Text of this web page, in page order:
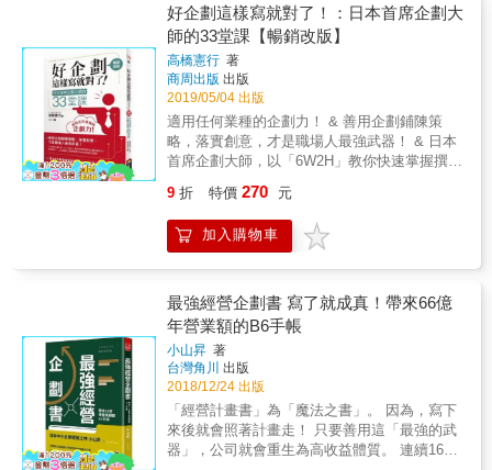
不是思考問題本質的人，而是使問題發生結果
之人，他常常得利用到流轉在社會中的各種動
能。因此，好的企劃人常常是懂得社會的人，
他是一個社會資源的動員者、社會情緒的回應
者、社會對話的設計者。&mdash;&mdash;企
劃專家詹宏志 &
所需要的基礎能力，以及如何從身邊事物挖掘
更多點子，職場上最必要的技能全部通通收
錄！開會、行銷、簡報、談判、說服
&hellip;&hellip;都適用，按照步驟做，就算從未
寫過企劃書，寫出的提案也一定可以被採用！
本書除了最基本的企劃提問、寫作步驟、基本
架構、撰寫技巧和格式範本之外，更結合了職
場上的必備技能：收集資訊、創意發想和表達
能力，從1000多份成功案例中彙歸納總結出100
條必勝法則，用最淺顯清晰的方式舉例，一一
都能看得懂的企劃入門書，讓你馬上現學現
賣，成功提案！ ★一學就上手的企劃六大基本
功 1.溝通協調：確切掌握溝通的內容、順著邏
才能使工作順利進行。 2.發掘主題：在時代迅
速變遷的大環境之下，提案者如何因應隨時變
化的趨勢與困境，為自己的企劃案尋求最大的
價值。 3.收集資訊：即使在資源有限的情況
下，依然能夠蒐集眾多資訊，讓企劃書的「可
執行性」更為提高、更有可能化為實際。 4.創
意發想：只有打破潛意識裡的的刻板印象、突
破固有觀念，才能夠有源源不絕的創新點子。
好企劃這樣寫就對了！：日本首席企劃大
師的33堂課【暢銷改版】
高橋憲行 著
商周出版 出版
2019/05/04 出版
適用任何業種的企劃力！ & 善用企劃鋪陳策
略，落實創意，才是職場人最強武器！ & 日本
首席企劃大師，以「6W2H」教你快速掌握撰寫
學會擬訂企劃案及撰寫企劃書！ & 附4大企劃
書重點提示＋4大企劃書表格！ 方便攜帶，隨
時隨地落實你的創意！ & 所有工作都需要企
旅遊&hellip;&hellip;等，樣樣都需要企劃。本書
將透過以下特點，幫助你從零至一百，徹底掌
握企劃能力。 利用6Ｗ2Ｈ&rarr;讓企劃過關速
度快、重點抓得狠、運籌帷幄不失準。 善用各
式圖解&rarr;掌握整體樣貌，清楚呈現複雜的商
企劃能力。 4大企劃書案例重點提示&rarr;
9 折 特價 270 元
加入購物車
最強經營企劃書 寫了就成真！帶來66億
年營業額的B6手帳
小山昇 著
台灣角川 出版
2018/12/24 出版
「經營計畫書」為「魔法之書」。 因為，寫下
來後就會照著計畫走！ 只要善用這「最強的武
器」，公司就會重生為高收益體質。 連續16年